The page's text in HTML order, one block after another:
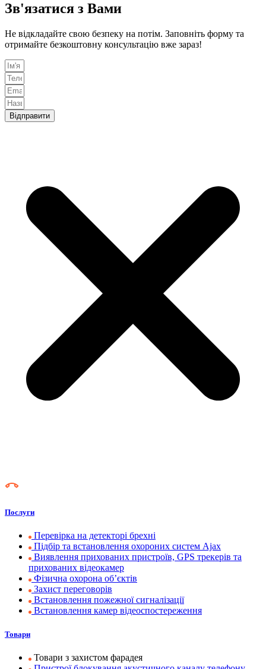
Зв'язатися з Вами
Не відкладайте свою безпеку на потім. Заповніть форму та
отримайте безкоштовну консультацію вже зараз!
Відправити
Послуги
Перевірка на детекторі брехні
Підбір та встановлення охороних систем Ajax
Виявлення прихованих пристроїв, GPS трекерів та
прихованих відеокамер
Фізична охорона об’єктів
Захист переговорів
Встановлення пожежної сигналізації
Встановлення камер відеоспостереження
Товари
Товари з захистом фарадея